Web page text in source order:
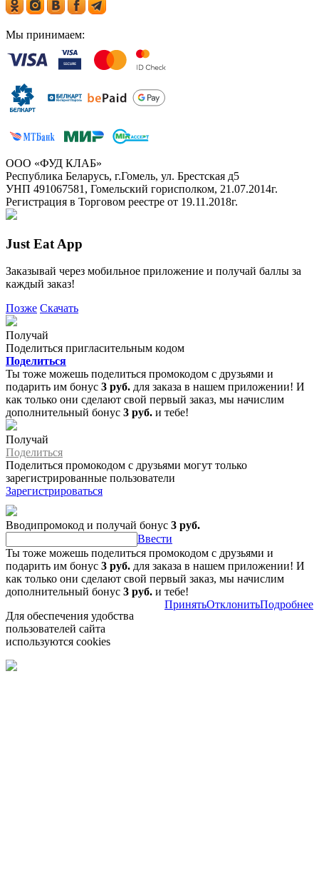
Мы принимаем:
ООО «ФУД КЛАБ»
Республика Беларусь, г.Гомель, ул. Брестская д5
УНП 491067581, Гомельский горисполком, 21.07.2014г.
Регистрация в Торговом реестре от 19.11.2018г.
Just Eat App
Заказывай через мобильное приложение и получай баллы за
каждый заказ!
Позже Скачать
Получай
Поделиться пригласительным кодом
Поделиться
Ты тоже можешь поделиться промокодом с друзьями и
подарить им бонус 3 руб. для заказа в нашем приложении! И
как только они сделают свой первый заказ, мы начислим
дополнительный бонус 3 руб. и тебе!
Получай
Поделиться
Поделиться промокодом с друзьями могут только
зарегистрированные пользователи
Зарегистрироваться
Вводипромокод и получай бонус 3 руб.
Ввести
Ты тоже можешь поделиться промокодом с друзьями и
подарить им бонус 3 руб. для заказа в нашем приложении! И
как только они сделают свой первый заказ, мы начислим
дополнительный бонус 3 руб. и тебе!
Для обеспечения удобства
пользователей сайта
используются cookies
ПринятьОтклонитьПодробнее